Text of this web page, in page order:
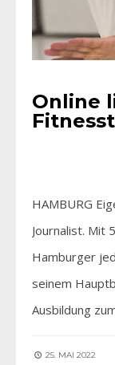
Online
HAMBURG
Journalist. Mit
Hamburger
seinem
Ausbildung
25. MAI 2022